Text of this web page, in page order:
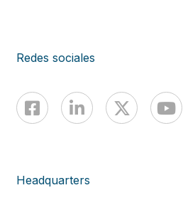
Redes sociales
Headquarters